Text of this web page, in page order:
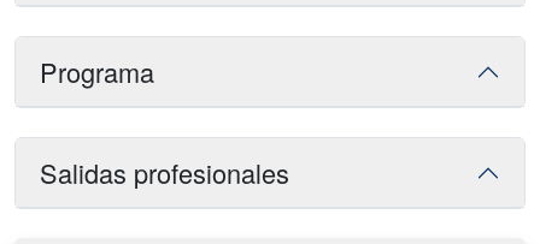
Programa
Salidas profesionales